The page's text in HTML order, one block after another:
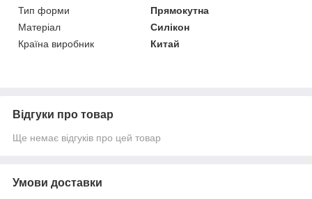
Тип форми
Прямокутна
Матеріал
Силікон
Країна виробник
Китай
Відгуки про товар
Ще немає відгуків про цей товар
Умови доставки